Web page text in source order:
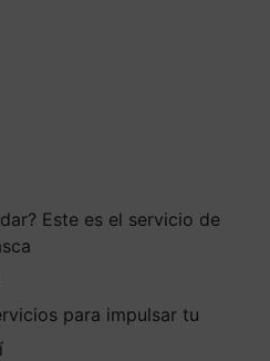
Este es el servicio de
para impulsar tu